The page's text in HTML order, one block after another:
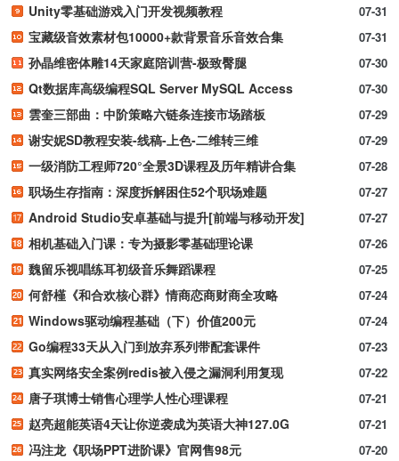
07-31
Unity零基础游戏入门开发视频教程
07-31
宝藏级音效素材包10000+款背景音乐音效合集
07-30
孙晶维密体雕14天家庭陪训营-极致臀腿
07-30
Qt数据库高级编程SQL Server MySQL Access
07-29
雲奎三部曲：中阶策略六链条连接市场踏板
07-29
谢安妮SD教程安装-线稿-上色-二维转三维
07-28
一级消防工程师720°全景3D课程及历年精讲合集
07-27
职场生存指南：深度拆解困住52个职场难题
07-27
Android Studio安卓基础与提升[前端与移动开发]
07-26
相机基础入门课：专为摄影零基础理论课
07-25
魏留乐视唱练耳初级音乐舞蹈课程
07-24
何舒槿《和合欢核心群》情商恋商财商全攻略
07-24
Windows驱动编程基础（下）价值200元
07-23
Go编程33天从入门到放弃系列带配套课件
07-22
真实网络安全案例redis被入侵之漏洞利用复现
07-21
唐子琪博士销售心理学人性心理课程
07-21
赵亮超能英语4天让你逆袭成为英语大神127.0G
07-20
冯注龙《职场PPT进阶课》官网售98元